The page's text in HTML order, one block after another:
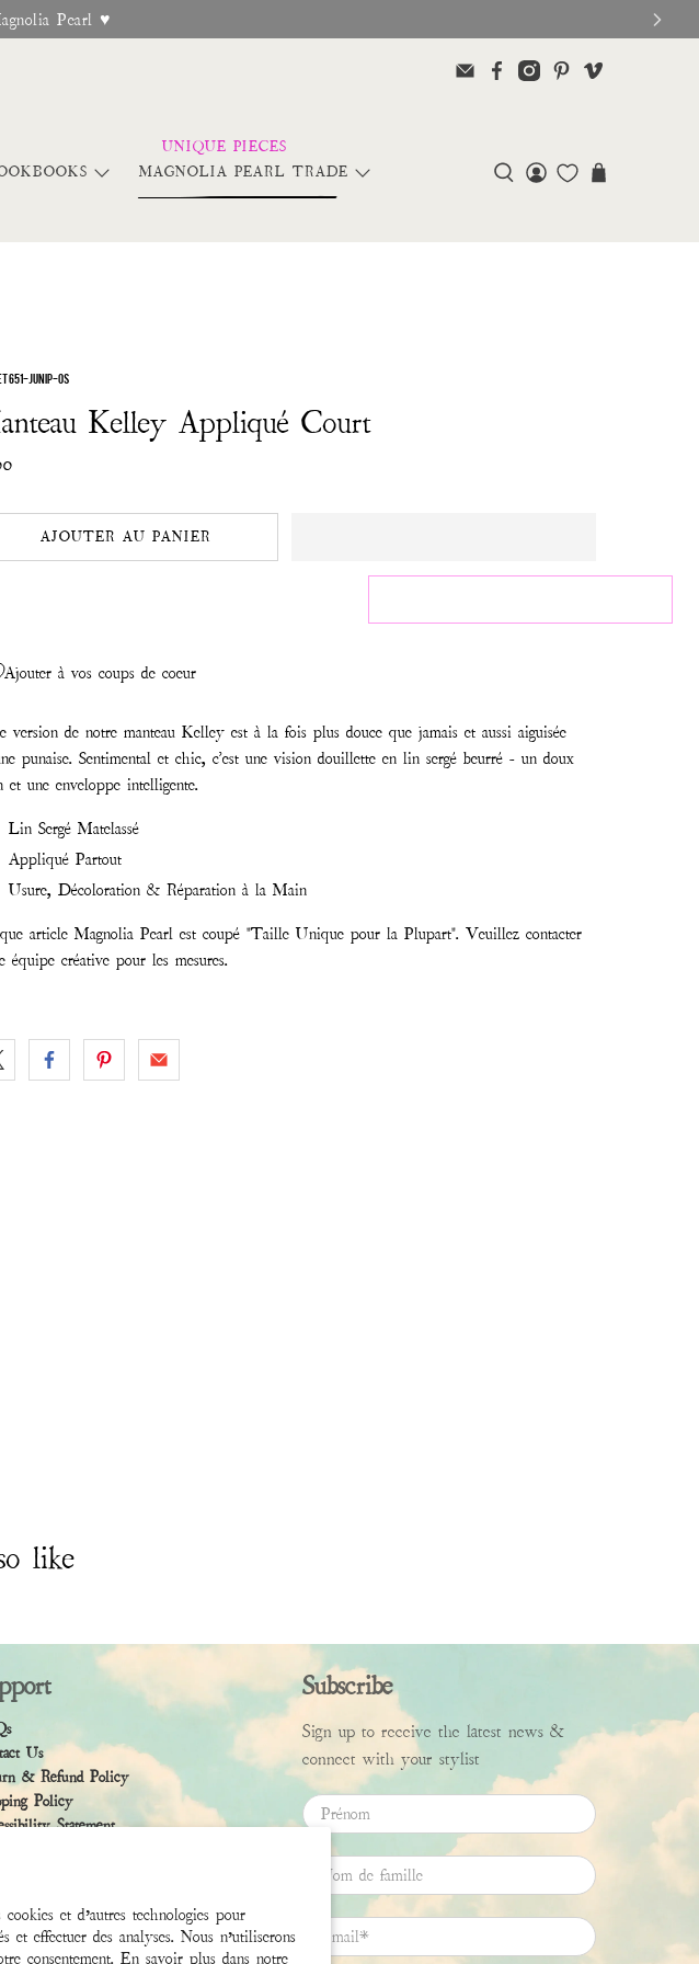
et d’autres technologies pour
effectuer des analyses. Nous n’utiliserons
consentement. En savoir plus dans notre
Pearl ♥︎
MAGNOLIA PEARL TRADE
651-JUNIP-OS
Kelley Appliqué Court
AJOUTER AU PANIER
Ajouter à vos coups de coeur
version de notre manteau Kelley est à la fois plus douce que jamais et aussi aiguisée
punaise. Sentimental et chic, c'est une vision douillette en lin sergé beurré - un doux
et une enveloppe intelligente.
Lin Sergé Matelassé
Appliqué Partout
Usure, Décoloration & Réparation à la Main
article Magnolia Pearl est coupé "Taille Unique pour la Plupart". Veuillez contacter
équipe créative pour les mesures.
like
Us
& Refund Policy
Policy
Statement
Subscribe
Sign up to receive the latest news &
connect with your stylist
Prénom
Nom de famille
Email*